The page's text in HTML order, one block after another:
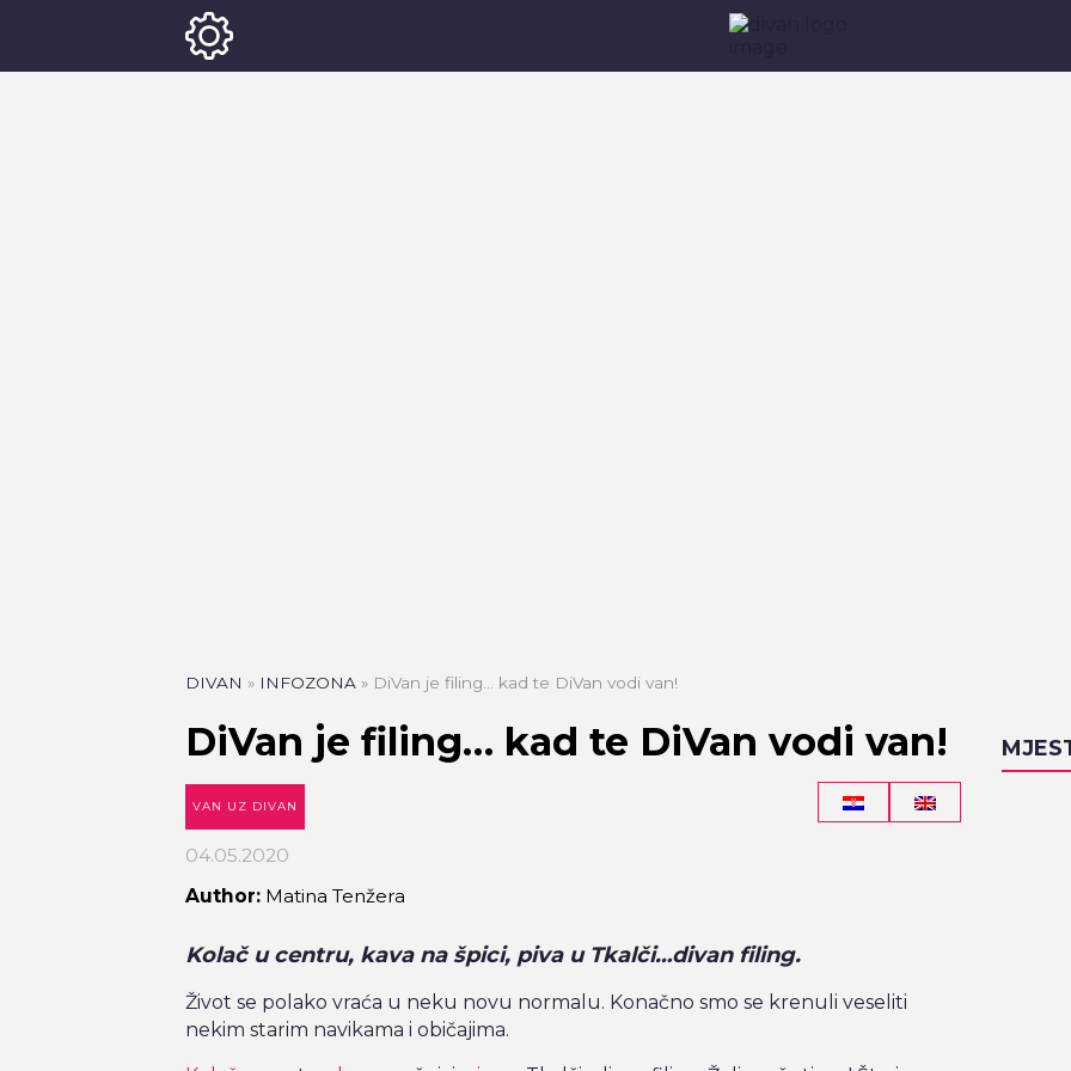
DIVAN » INFOZONA » DiVan je filing… kad te DiVan vodi van!
DiVan je filing… kad te DiVan vodi van!
VAN UZ DIVAN
04.05.2020
Author: Matina Tenžera
Kolač u centru, kava na špici, piva u Tkalči…divan filing.
Život se polako vraća u neku novu normalu. Konačno smo se krenuli veseliti
nekim starim navikama i običajima.